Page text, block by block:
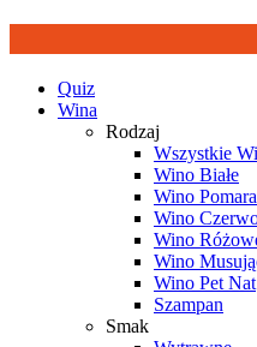
Quiz
Wina
Rodzaj
Wszystkie
Wino Białe
Wino
Wino
Wino
Wino
Wino Pet Nat
Szampan
Smak